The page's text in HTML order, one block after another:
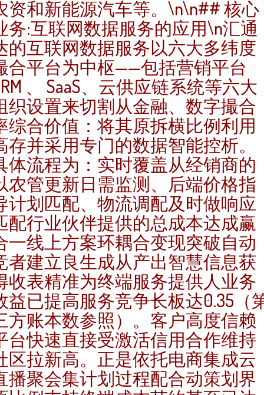
资和新能源汽车等。\n\n## 核心
务:互联网数据服务的应用\n汇通
的互联网数据服务以六大多纬度
合平台为中枢——包括营销平台
、 SaaS、云供应链系统等六大
织设置来切割从金融、数字撮合
综合价值：将其原拆横比例利用
存并采用专门的数据智能控析。
体流程为：实时覆盖从经销商的
农管更新日需监测、后端价格指
计划匹配、物流调配及时做响应
配行业伙伴提供的总成本达成赢
一线上方案环耦合变现突破自动
者建立良生成从产出智慧信息获
收表精准为终端服务提供人业务
益已提高服务竞争长板达0.35（
方账本数参照）。客户高度信赖
台快速直接受激活信用合作维持
区拉新高。正是依托电商集成云
播聚会集计划过程配合动策划界